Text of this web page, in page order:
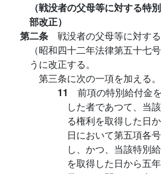
（戦没者の父母等に対する特
部改正）
第二条 戦没者の父母等に対す
（昭和四十二年法律第五十七
うに改正する。
第三条に次の一項を加える。
11 前項の特別給付金
した者であつて、当
る権利を取得した日
日において第五項各
し、かつ、当該特別
を取得した日から五